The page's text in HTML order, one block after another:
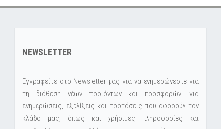
NEWSLETTER
Εγγραφείτε στο Newsletter μας για να ενημερώνεστε για
τη διάθεση νέων προϊόντων και προσφορών, για
ενημερώσεις, εξελίξεις και προτάσεις που αφορούν τον
κλάδο μας, όπως και χρήσιμες πληροφορίες και